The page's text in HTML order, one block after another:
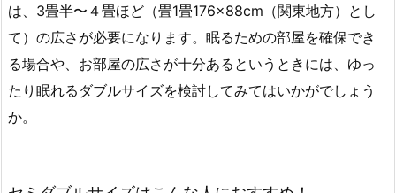
は、3畳半〜４畳ほど（畳1畳176×88cm（関東地方）とし
て）の広さが必要になります。眠るための部屋を確保でき
る場合や、お部屋の広さが十分あるというときには、ゆっ
たり眠れるダブルサイズを検討してみてはいかがでしょう
か。